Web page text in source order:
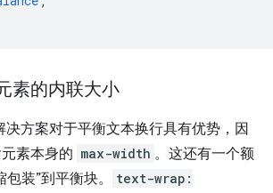
素的内联大小
方案对于平衡文本换行具有优势，因
素本身的 max-width 。这还有一个额
装”到平衡块。
text-wrap: